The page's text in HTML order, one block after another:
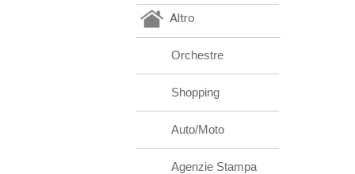
Altro
Orchestre
Shopping
Auto/Moto
Agenzie Stampa